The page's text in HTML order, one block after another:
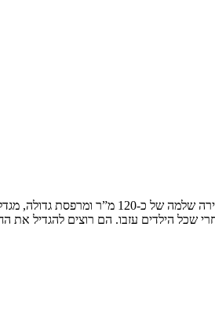
שיפוץ דירה במגדל המשפחה: זוג שמטפל
שכל הילדים עזבו. הם רוצים להגדיל את